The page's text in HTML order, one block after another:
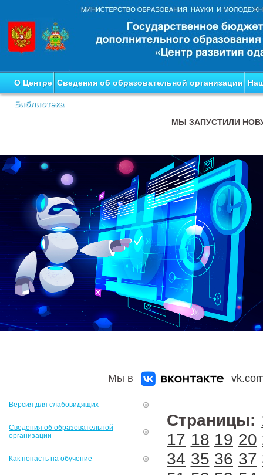
О Центре Сведения об образовательной организации
Библиотека
МЫ ЗАПУСТИЛИ
Мы в
Версия для слабовидящих
Сведения об образовательной
организации
Как попасть на обучение
Страницы:
17 18 19 20
34 35 36 37